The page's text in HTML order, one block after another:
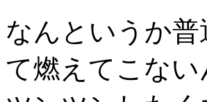
なんというか
て燃えてこな